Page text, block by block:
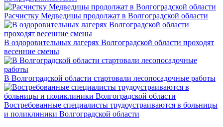
Расчистку Медведицы продолжат в Волгоградской области
В оздоровительных лагерях Волгоградской области проходят
весенние смены
В Волгоградской области стартовали лесопосадочные работы
Востребованные специалисты трудоустраиваются в больницы
и поликлиники Волгоградской области